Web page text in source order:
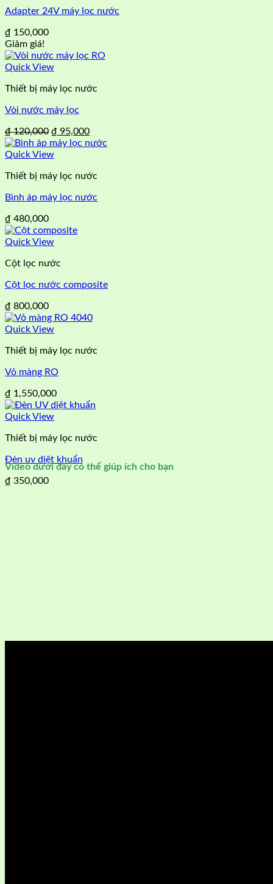
Adapter 24V máy lọc nước
₫ 150,000
Giảm giá!
Quick View
Thiết bị máy lọc nước
Vòi nước máy lọc
₫120,000 Giá
gốc
là:
₫ 95,000Giá
hiện
₫ 95,000.
Quick View
Thiết bị máy lọc nước
Bình áp máy lọc nước
₫ 480,000
Quick View
Cột lọc nước
Cột lọc nước composite
₫ 800,000
Quick View
Thiết bị máy lọc nước
Vỏ màng RO
₫ 1,550,000
Quick View
Thiết bị máy lọc nước
Đèn uv diệt khuẩn
₫ 350,000
Video dưới đây có thể giúp ích cho bạn